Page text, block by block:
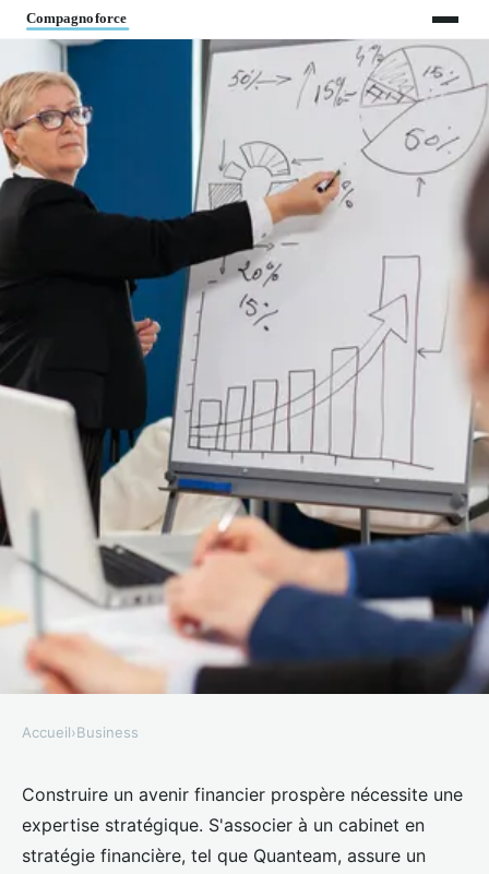
Construisez votre avenir avec un
cabinet en stratégie financière
Accueil›Business
Construire un avenir financier prospère nécessite une
expertise stratégique. S'associer à un cabinet en
stratégie financière, tel que Quanteam, assure un